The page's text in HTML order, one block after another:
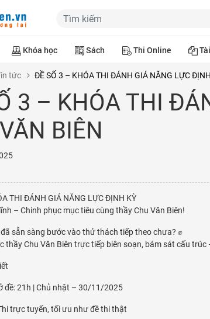
Khóa học Sách Thi Online
tức ĐỀ SỐ 3 – KHÓA THI ĐÁNH GIÁ NĂNG LỰC
3 – KHÓA THI
BIÊN
THI ĐÁNH GIÁ NĂNG LỰC ĐỊNH KỲ
– Chinh phục mục tiêu cùng thầy Chu Văn Biên!
sẵn sàng bước vào thử thách tiếp theo chưa? ✊
thầy Chu Văn Biên trực tiếp biên soạn, bám sát cấu
đề: 21h | Chủ nhật – 30/11/2025
trực tuyến, tối ưu như đề thi thật